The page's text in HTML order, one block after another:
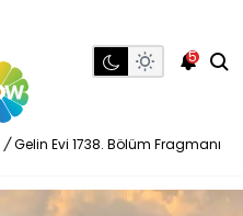
5
/ Gelin Evi 1738. Bölüm Fragmanı